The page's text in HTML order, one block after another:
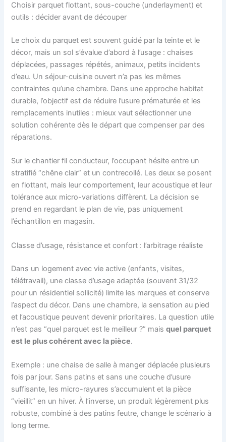
Choisir parquet flottant, sous-couche (underlayment) et
outils : décider avant de découper
Le choix du parquet est souvent guidé par la teinte et le
décor, mais un sol s’évalue d’abord à l’usage : chaises
déplacées, passages répétés, animaux, petits incidents
d’eau. Un séjour-cuisine ouvert n’a pas les mêmes
contraintes qu’une chambre. Dans une approche habitat
durable, l’objectif est de réduire l’usure prématurée et les
remplacements inutiles : mieux vaut sélectionner une
solution cohérente dès le départ que compenser par des
réparations.
Sur le chantier fil conducteur, l’occupant hésite entre un
stratifié “chêne clair” et un contrecollé. Les deux se posent
en flottant, mais leur comportement, leur acoustique et leur
tolérance aux micro-variations diffèrent. La décision se
prend en regardant le plan de vie, pas uniquement
l’échantillon en magasin.
Classe d’usage, résistance et confort : l’arbitrage réaliste
Dans un logement avec vie active (enfants, visites,
télétravail), une classe d’usage adaptée (souvent 31/32
pour un résidentiel sollicité) limite les marques et conserve
l’aspect du décor. Dans une chambre, la sensation au pied
et l’acoustique peuvent devenir prioritaires. La question utile
n’est pas “quel parquet est le meilleur ?” maisquel parquet
est le plus cohérent avec la pièce.
Exemple : une chaise de salle à manger déplacée plusieurs
fois par jour. Sans patins et sans une couche d’usure
suffisante, les micro-rayures s’accumulent et la pièce
“vieillit” en un hiver. À l’inverse, un produit légèrement plus
robuste, combiné à des patins feutre, change le scénario à
long terme.